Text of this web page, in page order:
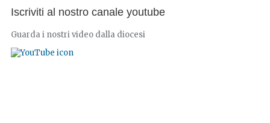
Iscriviti al nostro canale youtube
Guarda i nostri video dalla diocesi